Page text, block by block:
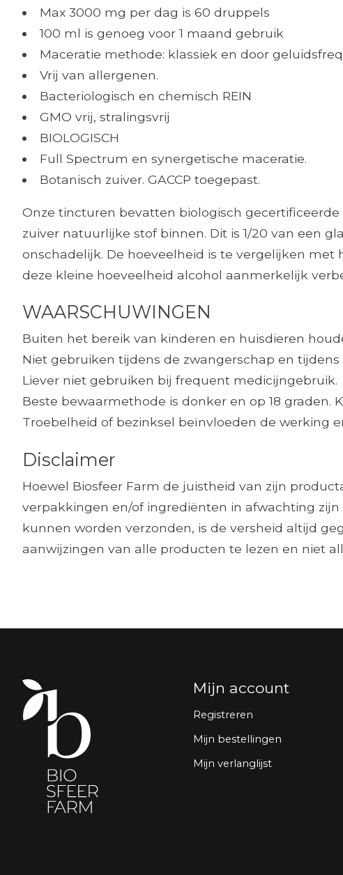
Max 3000 mg per dag is 60 druppels
100 ml is genoeg voor 1 maand gebruik
Maceratie methode: klassiek en door
Vrij van allergenen.
Bacteriologisch en chemisch REIN
GMO vrij, stralingsvrij
BIOLOGISCH
Full Spectrum en synergetische maceratie.
Botanisch zuiver. GACCP toegepast.
Onze tincturen bevatten biologisch
zuiver natuurlijke stof binnen. Dit is 1/20 van een
onschadelijk. De hoeveelheid is te vergelijken
deze kleine hoeveelheid alcohol aanmerkelijk
WAARSCHUWINGEN
Buiten het bereik van kinderen en huisdieren
Niet gebruiken tijdens de zwangerschap en
Liever niet gebruiken bij frequent medicijngebruik.
Beste bewaarmethode is donker en op 18 graden.
Troebelheid of bezinksel beïnvloeden de werking
Disclaimer
Hoewel Biosfeer Farm de juistheid van zijn
verpakkingen en/of ingrediënten in afwachting
kunnen worden verzonden, is de versheid altijd
aanwijzingen van alle producten te lezen en niet
Mijn account
Registreren
Mijn bestellingen
Mijn verlanglijst